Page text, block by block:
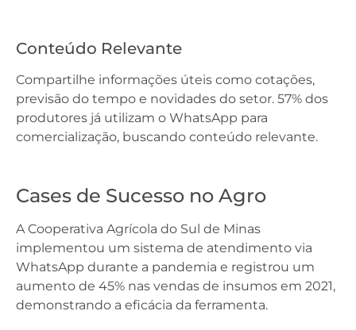
Conteúdo Relevante
Compartilhe informações úteis como cotações,
previsão do tempo e novidades do setor. 57% dos
produtores já utilizam o WhatsApp para
comercialização, buscando conteúdo relevante.
Cases de Sucesso no Agro
A Cooperativa Agrícola do Sul de Minas
implementou um sistema de atendimento via
WhatsApp durante a pandemia e registrou um
aumento de 45% nas vendas de insumos em 2021,
demonstrando a eficácia da ferramenta.